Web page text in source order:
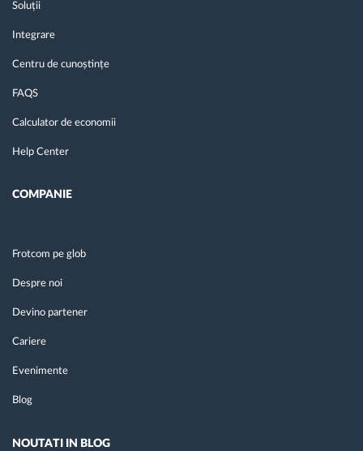
Soluții
Integrare
Centru de cunoștințe
FAQS
Calculator de economii
Help Center
COMPANIE
Frotcom pe glob
Despre noi
Devino partener
Cariere
Evenimente
Blog
NOUTATI IN BLOG